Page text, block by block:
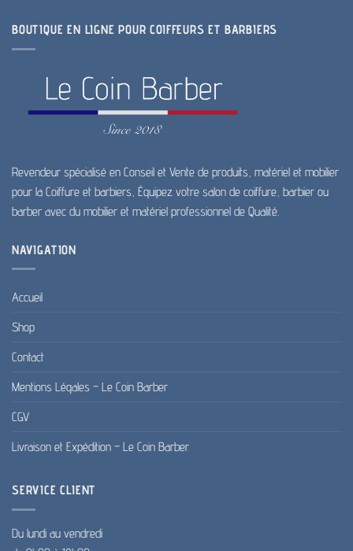
BOUTIQUE EN LIGNE POUR COIFFEURS ET BARBIERS
Revendeur spécialisé en Conseil et Vente de produits, matériel et mobilier
pour la Coiffure et barbiers, Équipez votre salon de coiffure, barbier ou
barber avec du mobilier et matériel professionnel de Qualité.
NAVIGATION
Accueil
Shop
Contact
Mentions Légales – Le Coin Barber
CGV
Livraison et Expédition – Le Coin Barber
SERVICE CLIENT
Du lundi au vendredi